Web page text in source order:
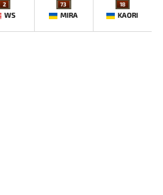
2
WS
73
MIRA
18
KAORI